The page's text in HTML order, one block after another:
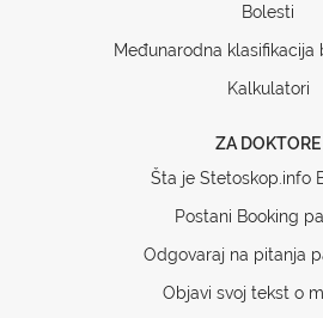
Bolesti
Međunarodna klasifikacija
Kalkulatori
ZA DOKTORE
Šta je Stetoskop.info
Postani Booking
Odgovaraj na pitanja
Objavi svoj tekst o